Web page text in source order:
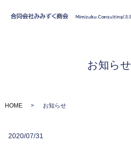
お知らせ
HOME お知らせ
2020/07/31